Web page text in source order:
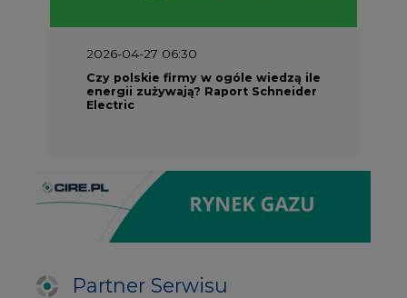
2026-04-27 06:30
Czy polskie firmy w ogóle wiedzą ile
energii zużywają? Raport Schneider
Electric
Partner Serwisu